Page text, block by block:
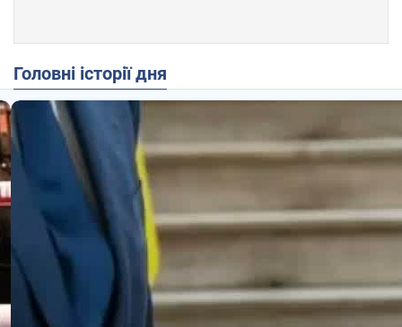
Головні історії дня